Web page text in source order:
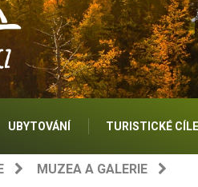
UBYTOVÁNÍ TURISTICKÉ CÍLE
MUZEA A GALERIE